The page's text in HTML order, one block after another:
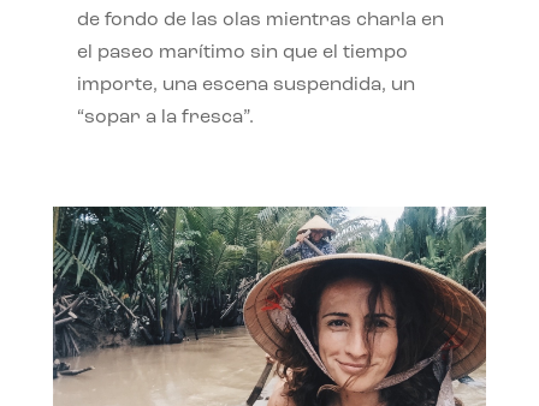
de fondo de las olas mientras charla en
el paseo marítimo sin que el tiempo
importe, una escena suspendida, un
“sopar a la fresca”.